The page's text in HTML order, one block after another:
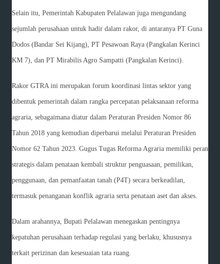
Selain itu, Pemerintah Kabupaten Pelalawan juga mengundang
sejumlah perusahaan untuk hadir dalam rakor, di antaranya PT Guna
Dodos (Bandar Sei Kijang), PT Pesawoan Raya (Pangkalan Kerinci
KM 7), dan PT Mirabilis Agro Sampatti (Pangkalan Kerinci).
Rakor GTRA ini merupakan forum koordinasi lintas sektor yang
dibentuk pemerintah dalam rangka percepatan pelaksanaan reforma
agraria, sebagaimana diatur dalam Peraturan Presiden Nomor 86
Tahun 2018 yang kemudian diperbarui melalui Peraturan Presiden
Nomor 62 Tahun 2023. Gugus Tugas Reforma Agraria memiliki peran
strategis dalam penataan kembali struktur penguasaan, pemilikan,
penggunaan, dan pemanfaatan tanah (P4T) secara berkeadilan,
termasuk penanganan konflik agraria serta penataan aset dan akses.
Dalam arahannya, Bupati Pelalawan menegaskan pentingnya
kepatuhan perusahaan terhadap regulasi yang berlaku, khususnya
terkait perizinan dan kesesuaian tata ruang.